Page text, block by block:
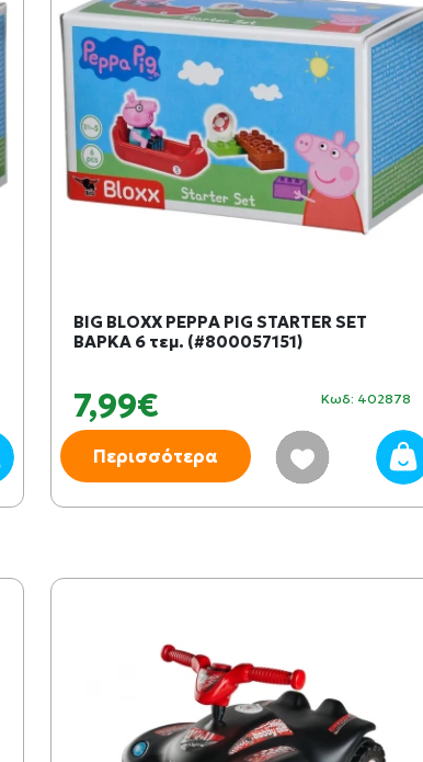
BIG BLOXX PEPPA PIG STARTER SET
ΒΑΡΚΑ 6 τεμ. (#800057151)
7,99€ Κωδ: 402878
Περισσότερα